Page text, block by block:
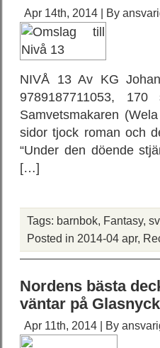
Apr 14th, 2014 | By
NIVÅ 13 Av KG
9789187711053,
Samvetsmakaren
sidor tjock roman och
“Under den döende
[…]
Tags: barnbok Fantasy,
Posted in 2014-04 apr,
Nordens bästa
väntar på
Apr 11th, 2014 | By